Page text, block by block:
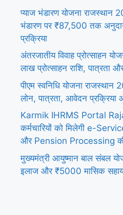
प्याज भंडारण योजना राजस्थान
भंडारण पर ₹87,500 तक
प्रक्रिया
अंतरजातीय विवाह प्रोत्साहन
लाख प्रोत्साहन राशि, पात्रता
पीएम स्वनिधि योजना
लोन, पात्रता, आवेदन प्रक्रिया
Karmik IHRMS Portal
कर्मचारियों को मिलेगी e-
और Pension Processing
मुख्यमंत्री आयुष्मान बाल संबल
इलाज और ₹5000 मासिक